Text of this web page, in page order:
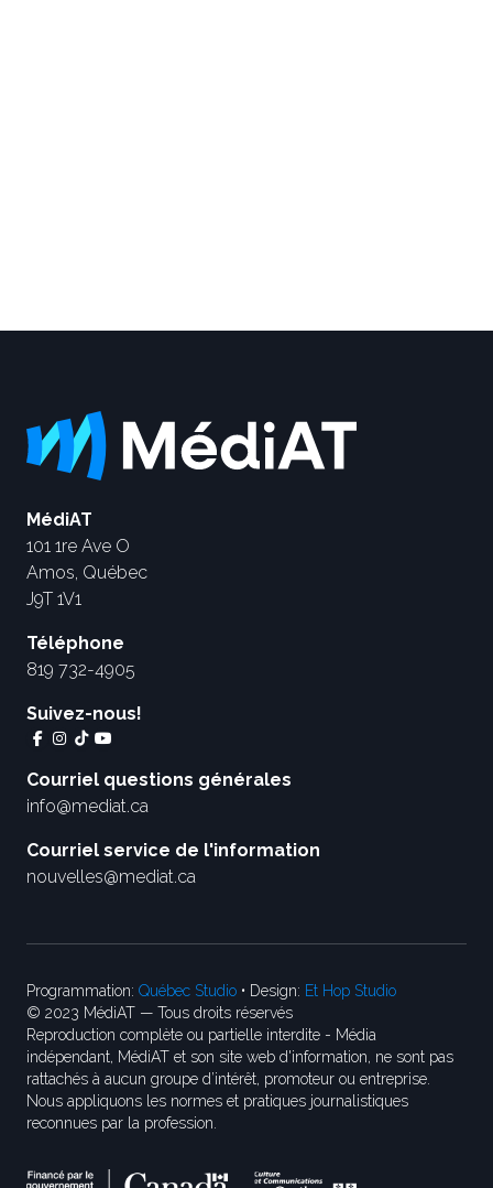
MédiAT
101 1re Ave O
Amos, Québec
J9T 1V1
Téléphone
819 732-4905
Suivez-nous!
Courriel questions générales
info@mediat.ca
Courriel service de l'information
nouvelles@mediat.ca
Programmation: Québec Studio • Design: Et Hop Studio
© 2023 MédiAT — Tous droits réservés
Reproduction complète ou partielle interdite - Média
indépendant, MédiAT et son site web d'information, ne sont pas
rattachés à aucun groupe d’intérêt, promoteur ou entreprise.
Nous appliquons les normes et pratiques journalistiques
reconnues par la profession.